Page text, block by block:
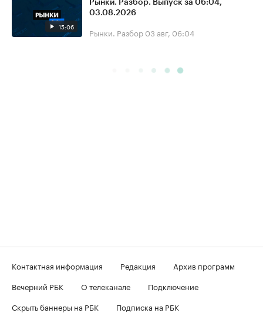
15:06
Рынки. Разбор. Выпуск за 06:04,
03.08.2026
Рынки. Разбор 03 авг, 06:04
Контактная информация Редакция
Архив программ
Вечерний РБК
О телеканале
Подключение
Скрыть баннеры на РБК
Подписка на РБК